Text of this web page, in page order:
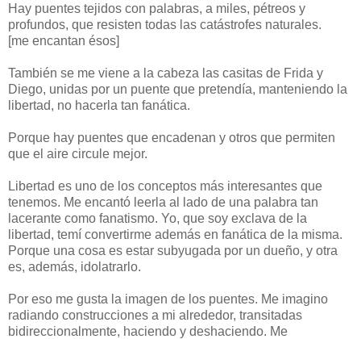
Hay puentes tejidos con palabras, a miles, pétreos y
profundos, que resisten todas las catástrofes naturales.
[me encantan ésos]
También se me viene a la cabeza las casitas de Frida y
Diego, unidas por un puente que pretendía, manteniendo la
libertad, no hacerla tan fanática.
Porque hay puentes que encadenan y otros que permiten
que el aire circule mejor.
Libertad es uno de los conceptos más interesantes que
tenemos. Me encantó leerla al lado de una palabra tan
lacerante como fanatismo. Yo, que soy exclava de la
libertad, temí convertirme además en fanática de la misma.
Porque una cosa es estar subyugada por un dueño, y otra
es, además, idolatrarlo.
Por eso me gusta la imagen de los puentes. Me imagino
radiando construcciones a mi alrededor, transitadas
bidireccionalmente, haciendo y deshaciendo. Me